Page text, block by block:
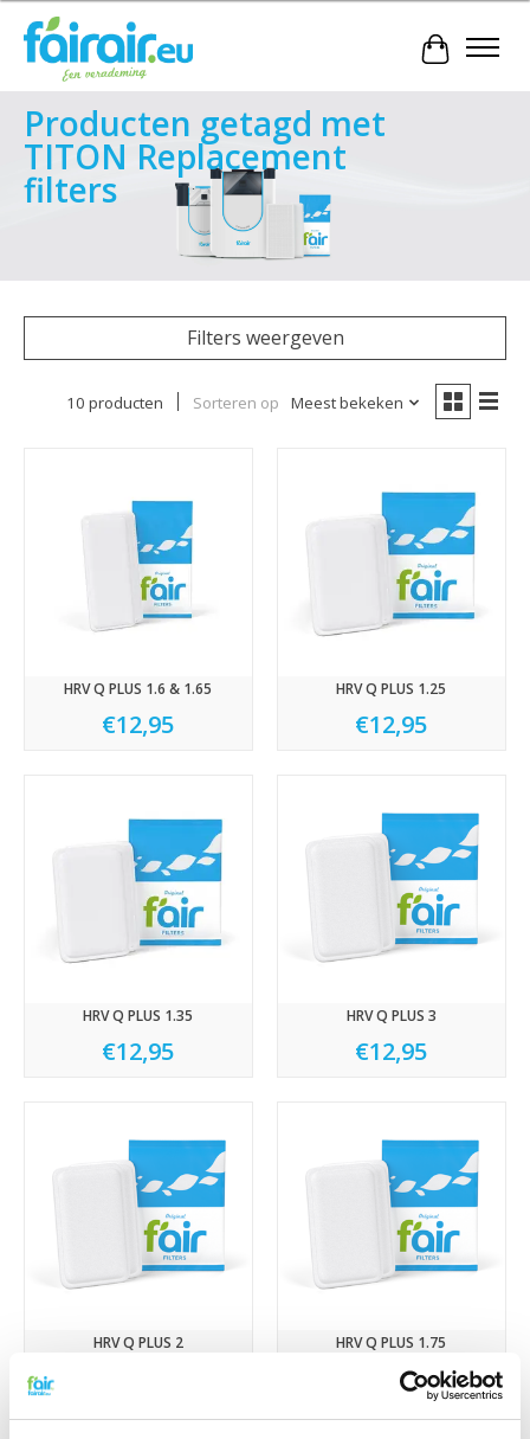
Producten getagd met
TITON Replacement
filters
Filters weergeven
10 producten Sorteren op Meest bekeken
HRV Q PLUS 1.6 & 1.65
€12,95
HRV Q PLUS 1.25
€12,95
HRV Q PLUS 1.35
€12,95
HRV Q PLUS 3
€12,95
HRV Q PLUS 2 HRV Q PLUS 1.75
€12,95